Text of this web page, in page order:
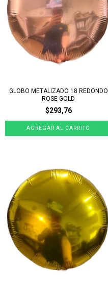
GLOBO METALIZADO 18 REDONDO
ROSE GOLD
$293,76